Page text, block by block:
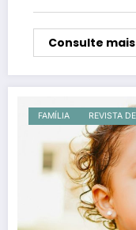
Consulte
FAMÍLIA REVISTA